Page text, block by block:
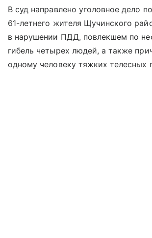
В суд направлено уголовное дело
61-летнего жителя Щучинского
в нарушении ПДД, повлекшем по
гибель четырех людей, а также
одному человеку тяжких телесных